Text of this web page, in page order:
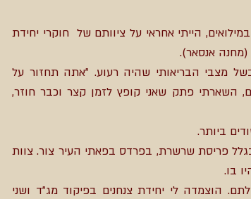
הייתי אחראי על ציוותם של חוקרי יחידת
מצבי הבריאותי שהיה רעוע. "אתה תחזור על
השארתי פתק שאני קופץ לזמן קצר וכבר חוזר,
ביותר.
של סא"ל במיל' ועוד 3 אנשי צוות , נתקע בגלל פריסת שרשרת, בפרדס בפאתי העיר צור. צוות
בו.
הוצמדה לי יחידת צנחנים בפיקוד מג"ד ושני